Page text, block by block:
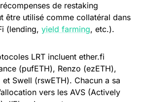
de restaking
être utilisé comme collatéral dans
(lending, yield farming, etc.).
LRT incluent ether.fi
(pufETH), Renzo (ezETH),
et Swell (rswETH). Chacun a sa
vers les AVS (Actively